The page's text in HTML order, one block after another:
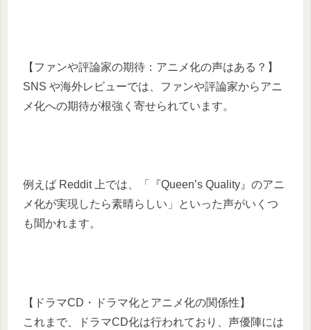
【ファンや評論家の期待：アニメ化の声はある？】
SNS や海外レビューでは、ファンや評論家からアニ
メ化への期待が根強く寄せられています。
例えば Reddit 上では、「『Queen’s Quality』のアニ
メ化が実現したら素晴らしい」といった声がいくつ
も聞かれます。
【ドラマCD・ドラマ化とアニメ化の関係性】
これまで、ドラマCD化は行われており、声優陣には